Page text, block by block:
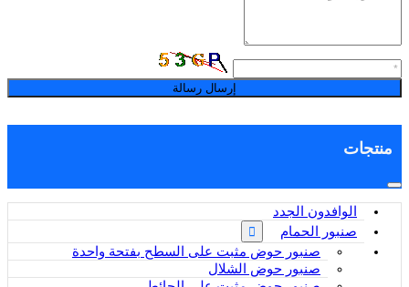
إرسال رسالة
منتجات
الوافدون الجدد
صنبور الحمام
صنبور حوض مثبت على السطح بفتحة واحدة
صنبور حوض الشلال